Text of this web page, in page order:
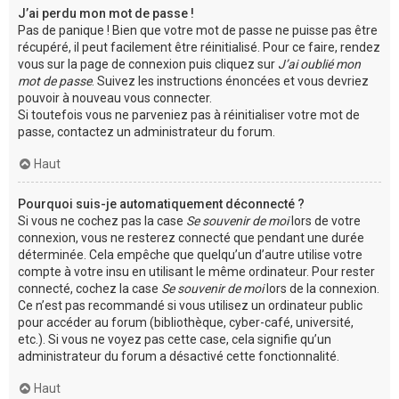
J’ai perdu mon mot de passe !
Pas de panique ! Bien que votre mot de passe ne puisse pas être
récupéré, il peut facilement être réinitialisé. Pour ce faire, rendez
vous sur la page de connexion puis cliquez sur J’ai oublié mon
mot de passe. Suivez les instructions énoncées et vous devriez
pouvoir à nouveau vous connecter.
Si toutefois vous ne parveniez pas à réinitialiser votre mot de
passe, contactez un administrateur du forum.
Haut
Pourquoi suis-je automatiquement déconnecté ?
Si vous ne cochez pas la case Se souvenir de moilors de votre
connexion, vous ne resterez connecté que pendant une durée
déterminée. Cela empêche que quelqu’un d’autre utilise votre
compte à votre insu en utilisant le même ordinateur. Pour rester
connecté, cochez la case Se souvenir de moilors de la connexion.
Ce n’est pas recommandé si vous utilisez un ordinateur public
pour accéder au forum (bibliothèque, cyber-café, université,
etc.). Si vous ne voyez pas cette case, cela signifie qu’un
administrateur du forum a désactivé cette fonctionnalité.
Haut